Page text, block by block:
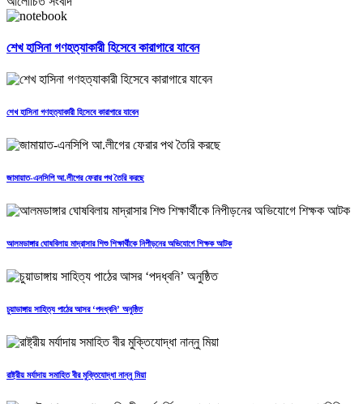
শেখ হাসিনা গণহত্যাকারী হিসেবে কারাগারে যাবেন
শেখ হাসিনা গণহত্যাকারী হিসেবে কারাগারে যাবেন
জামায়াত-এনসিপি আ.লীগের ফেরার পথ তৈরি করছে
আলমডাঙ্গার ঘোষবিলায় মাদ্রাসার শিশু শিক্ষার্থীকে নিপীড়নের অভিযোগে শিক্ষক আটক
চুয়াডাঙ্গায় সাহিত্য পাঠের আসর ‘পদধ্বনি’ অনুষ্ঠিত
রাষ্ট্রীয় মর্যাদায় সমাহিত বীর মুক্তিযোদ্ধা নান্নু মিয়া